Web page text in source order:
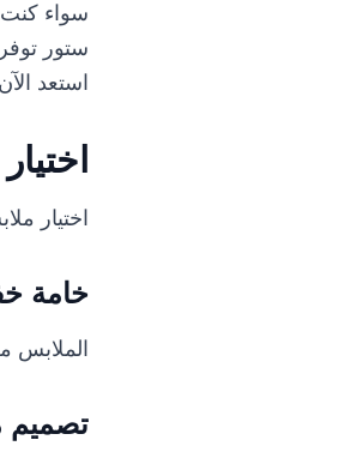
سواء
ستور
استعد
اختيار
خامة
الملابس